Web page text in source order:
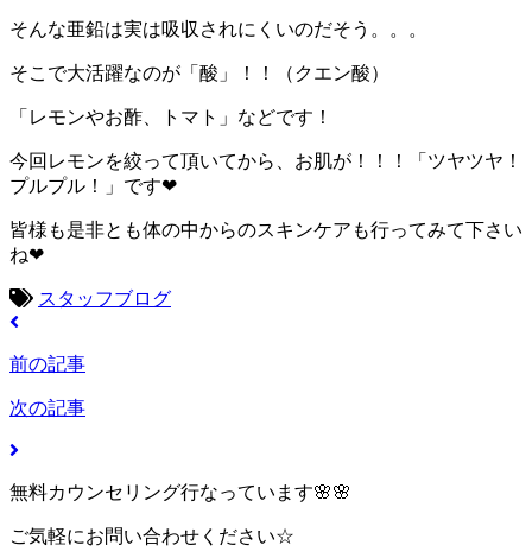
そんな亜鉛は実は吸収されにくいのだそう。。。
そこで大活躍なのが「酸」！！（クエン酸）
「レモンやお酢、トマト」などです！
今回レモンを絞って頂いてから、お肌が！！！「ツヤツヤ！
プルプル！」です❤
皆様も是非とも体の中からのスキンケアも行ってみて下さい
ね❤
スタッフブログ
前の記事
次の記事
無料カウンセリング行なっています🌸🌸
ご気軽にお問い合わせください☆